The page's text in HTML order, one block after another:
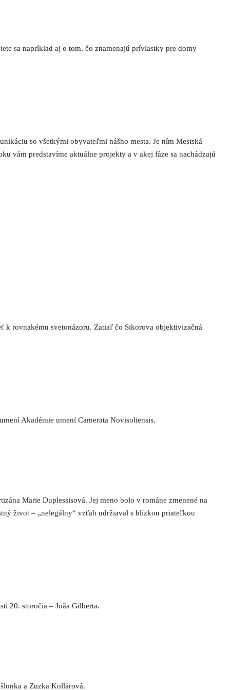
sa napríklad aj o tom, čo znamenajú prívlastky pre domy –
so všetkými obyvateľmi nášho mesta. Je ním Mestská
vám predstavíme aktuálne projekty a v akej fáze sa nachádzajú
rovnakému svetonázoru. Zatiaľ čo Sikorova objektivizačná
Akadémie umení Camerata Novisoliensis.
Marie Duplessisová. Jej meno bolo v románe zmenené na
život – „nelegálny“ vzťah udržiaval s blízkou priateľkou
20. storočia – Joãa Gilberta.
a Zuzka Kollárová.